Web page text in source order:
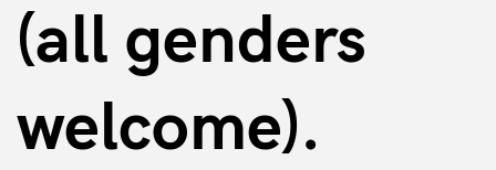
(all genders
welcome).